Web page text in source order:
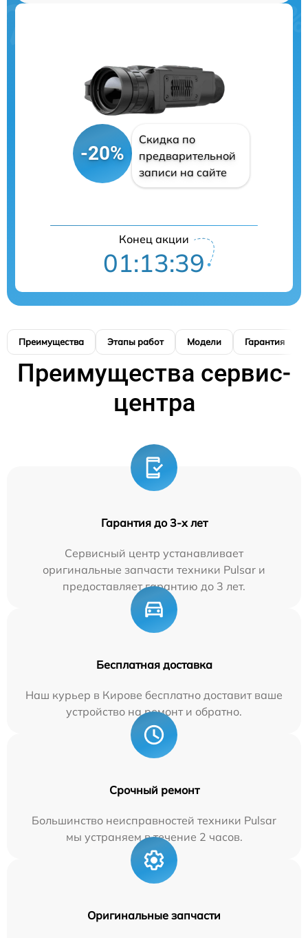
-20%
Скидка по
предварительной
записи на сайте
Конец акции
01:13:39
Преимущества Этапы работ Модели Гарантия
Преимущества сервис-
центра
Гарантия до 3-х лет
Сервисный центр устанавливает
оригинальные запчасти техники Pulsar и
предоставляет гарантию до 3 лет.
Бесплатная доставка
Наш курьер в Кирове бесплатно доставит ваше
устройство на ремонт и обратно.
Срочный ремонт
Большинство неисправностей техники Pulsar
мы устраняем в течение 2 часов.
Оригинальные запчасти